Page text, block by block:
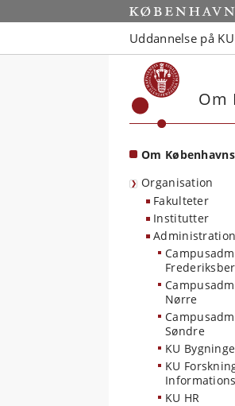
Start
Uddannelse på KU
Om
Om
Organisation
Fakulteter
Institutter
Administration
Nørre
Søndre
KU
KU
KU HR